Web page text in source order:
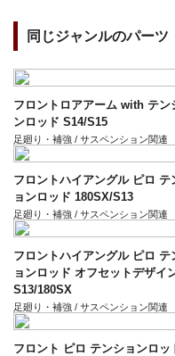
同じジャンルのパーツ
フロントロアアーム with テン
ンロッド S14/S15
足廻り・補強 / サスペンション関連
フロントハイアングル ピロ テ
ョンロッド 180SX/S13
足廻り・補強 / サスペンション関連
フロントハイアングル ピロ テ
ョンロッド オフセットデザイ
S13/180SX
足廻り・補強 / サスペンション関連
フロント ピロ テンションロッ